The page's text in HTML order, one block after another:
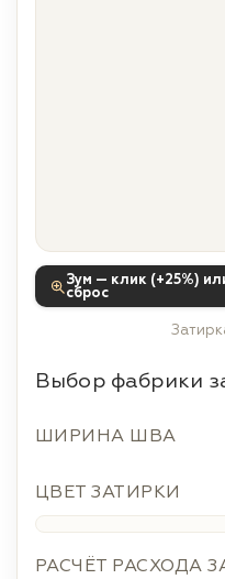
Зум — клик (+25%)
сброс
Выбор фабрики
ШИРИНА ШВА
ЦВЕТ ЗАТИРКИ
РАСЧЁТ РАСХОДА